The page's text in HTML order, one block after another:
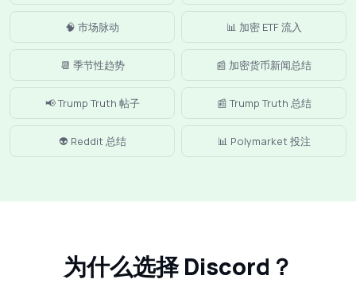
🧠 市场脉动 📊 加密 ETF 流入
📆 季节性趋势 📰 加密货币新闻总结
📢 Trump Truth 帖子 📰 Trump Truth 总结
👽 Reddit 总结 📊 Polymarket 投注
为什么选择 Discord？